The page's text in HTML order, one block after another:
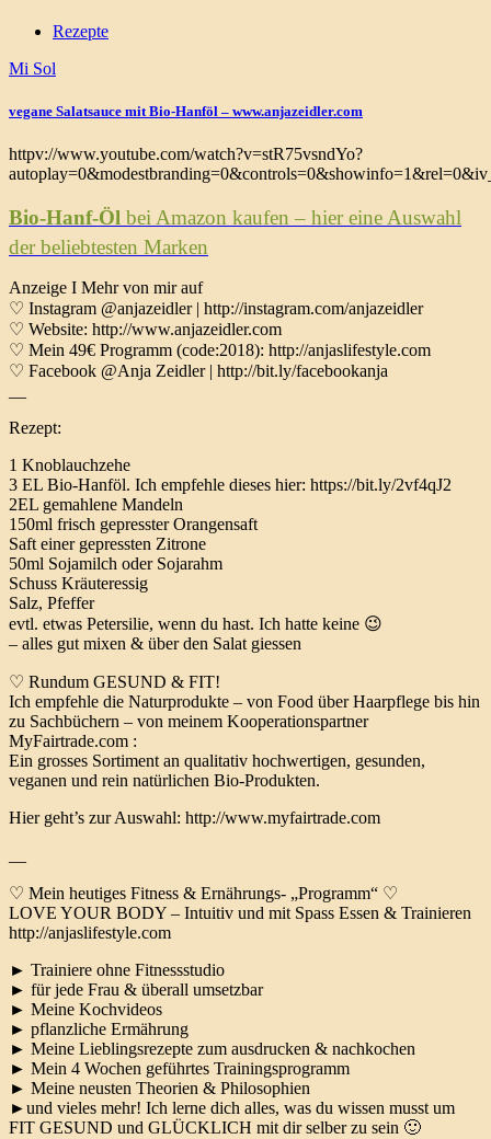
Rezepte
Mi Sol
vegane Salatsauce mit Bio-Hanföl – www.anjazeidler.com
httpv://www.youtube.com/watch?v=stR75vsndYo?
Bio-Hanf-Öl bei Amazon kaufen – hier eine Auswahl
der beliebtesten Marken
Anzeige I Mehr von mir auf
♡ Instagram @anjazeidler | http://instagram.com/anjazeidler
♡ Website: http://www.anjazeidler.com
♡ Mein 49€ Programm (code:2018): http://anjaslifestyle.com
♡ Facebook @Anja Zeidler | http://bit.ly/facebookanja
Rezept:
1 Knoblauchzehe
3 EL Bio-Hanföl. Ich empfehle dieses hier: https://bit.ly/2vf4qJ2
2EL gemahlene Mandeln
150ml frisch gepresster Orangensaft
Saft einer gepressten Zitrone
50ml Sojamilch oder Sojarahm
Schuss Kräuteressig
Salz, Pfeffer
evtl. etwas Petersilie, wenn du hast. Ich hatte keine 😉
– alles gut mixen & über den Salat giessen
♡ Rundum GESUND & FIT!
Ich empfehle die Naturprodukte – von Food über Haarpflege bis hin
zu Sachbüchern – von meinem Kooperationspartner
MyFairtrade.com :
Ein grosses Sortiment an qualitativ hochwertigen, gesunden,
veganen und rein natürlichen Bio-Produkten.
Hier geht’s zur Auswahl: http://www.myfairtrade.com
♡ Mein heutiges Fitness & Ernährungs- „Programm“ ♡
LOVE YOUR BODY – Intuitiv und mit Spass Essen & Trainieren
http://anjaslifestyle.com
► Trainiere ohne Fitnessstudio
► für jede Frau & überall umsetzbar
► Meine Kochvideos
► pflanzliche Ermährung
► Meine Lieblingsrezepte zum ausdrucken & nachkochen
► Mein 4 Wochen geführtes Trainingsprogramm
► Meine neusten Theorien & Philosophien
►und vieles mehr! Ich lerne dich alles, was du wissen musst um
FIT GESUND und GLÜCKLICH mit dir selber zu sein 🙂